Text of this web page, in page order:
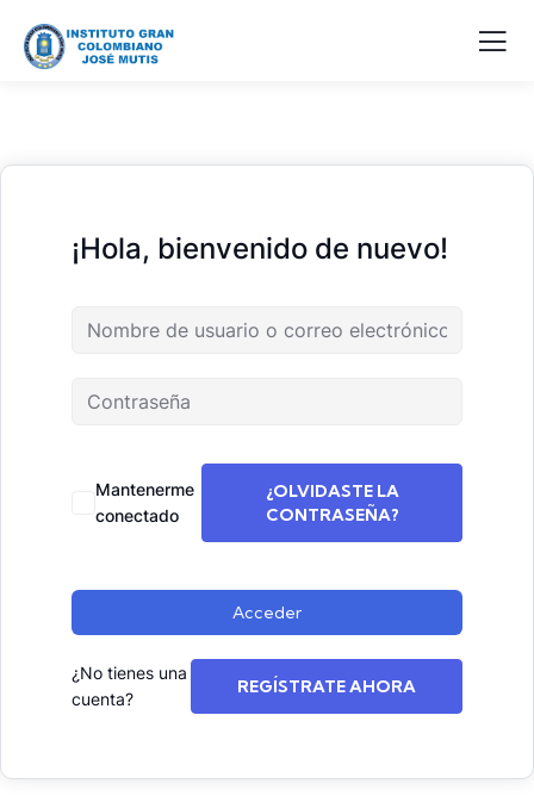
¡Hola, bienvenido de nuevo!
Mantenerme
conectado
¿OLVIDASTE LA
CONTRASEÑA?
Acceder
¿No tienes una
cuenta?
REGÍSTRATE AHORA